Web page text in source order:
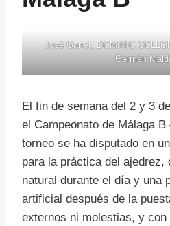
José Garret, DOMINIC
Germán
El fin de semana del 2 y 3
el Campeonato de Málaga
torneo se ha disputado en
para la práctica del ajedrez,
natural durante el día y una
artificial después de la
externos ni molestias, y